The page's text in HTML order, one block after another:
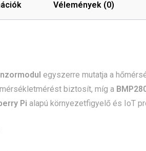
Vélemények (0)
egyszerre mutatja a
biztosít, míg a
Pi alapú környezetfigyelő és IoT